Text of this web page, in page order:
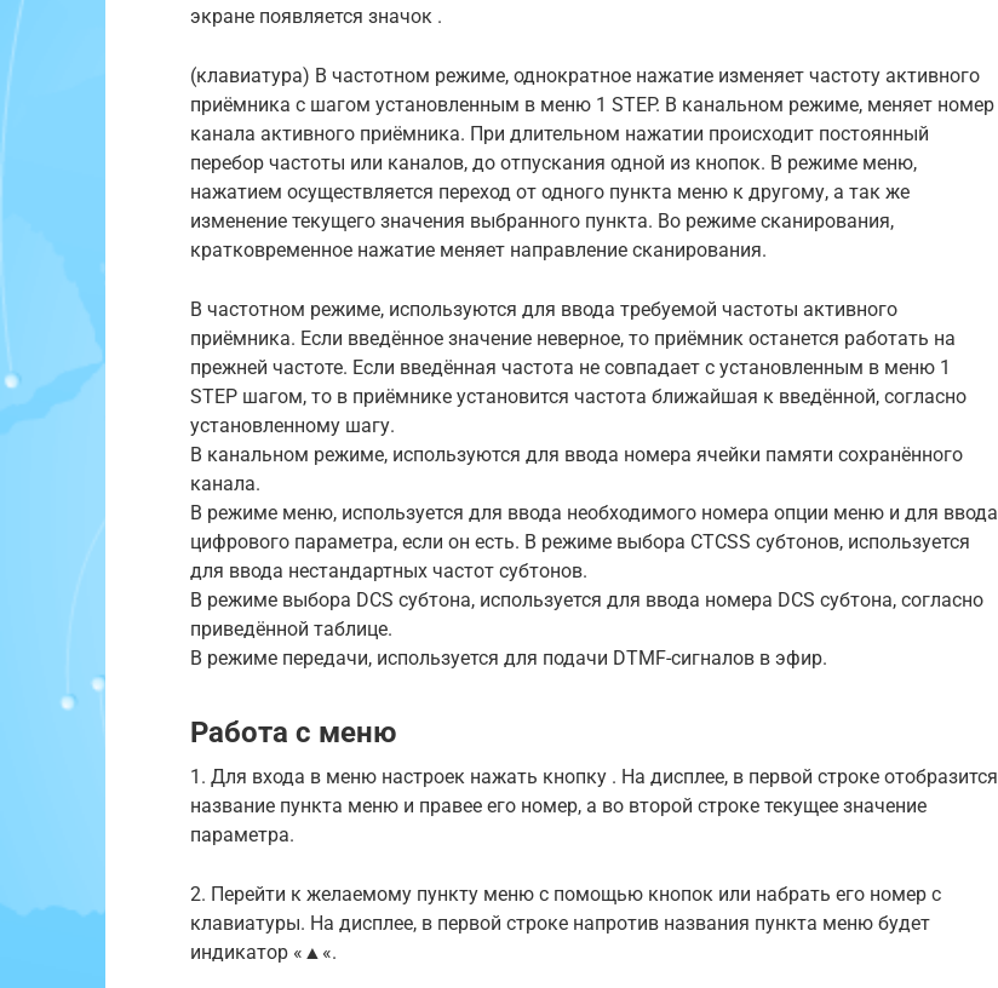
экране появляется значок .
(клавиатура) В частотном режиме, однократное нажатие изменяет частоту активного
приёмника с шагом установленным в меню 1 STEP. В канальном режиме, меняет номер
канала активного приёмника. При длительном нажатии происходит постоянный
перебор частоты или каналов, до отпускания одной из кнопок. В режиме меню,
нажатием осуществляется переход от одного пункта меню к другому, а так же
изменение текущего значения выбранного пункта. Во режиме сканирования,
кратковременное нажатие меняет направление сканирования.
В частотном режиме, используются для ввода требуемой частоты активного
приёмника. Если введённое значение неверное, то приёмник останется работать на
прежней частоте. Если введённая частота не совпадает с установленным в меню 1
STEP шагом, то в приёмнике установится частота ближайшая к введённой, согласно
установленному шагу.
В канальном режиме, используются для ввода номера ячейки памяти сохранённого
канала.
В режиме меню, используется для ввода необходимого номера опции меню и для ввода
цифрового параметра, если он есть. В режиме выбора CTCSS субтонов, используется
для ввода нестандартных частот субтонов.
В режиме выбора DCS субтона, используется для ввода номера DCS субтона, согласно
приведённой таблице.
В режиме передачи, используется для подачи DTMF-сигналов в эфир.
Работа с меню
1. Для входа в меню настроек нажать кнопку . На дисплее, в первой строке отобразится
название пункта меню и правее его номер, а во второй строке текущее значение
параметра.
2. Перейти к желаемому пункту меню с помощью кнопок или набрать его номер с
клавиатуры. На дисплее, в первой строке напротив названия пункта меню будет
индикатор « ▲ «.